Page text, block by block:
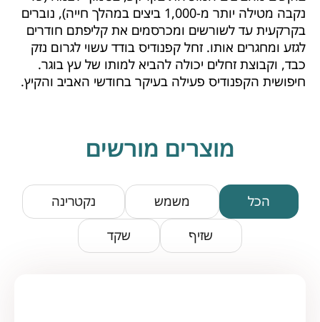
נקבה מטילה יותר מ-1,000 ביצים במהלך חייה), נוברים
בקרקעית עד לשורשים ומכרסמים את קליפתם חודרים
לגזע ומחגרים אותו. זחל קפנודיס בודד עשוי לגרום נזק
כבד, וקבוצת זחלים יכולה להביא למותו של עץ בוגר.
חיפושית הקפנודיס פעילה בעיקר בחודשי האביב והקיץ.
מוצרים מורשים
הכל משמש
נקטרינה
שזיף
שקד